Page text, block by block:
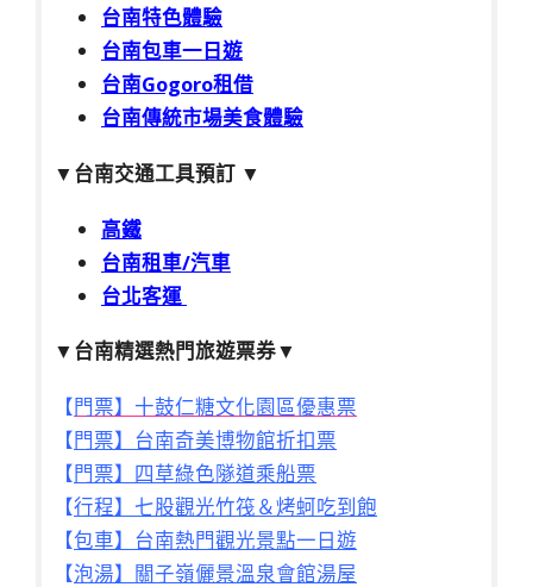
台南特色體驗
台南包車一日遊
台南Gogoro租借
台南傳統市場美食體驗
▼台南交通工具預訂 ▼
高鐵
台南租車/汽車
台北客運
▼台南精選熱門旅遊票券▼
【門票】十鼓仁糖文化園區優惠票
【門票】台南奇美博物館折扣票
【門票】四草綠色隧道乘船票
【行程】七股觀光竹筏＆烤蚵吃到飽
【包車】台南熱門觀光景點一日遊
【泡湯】關子嶺儷景溫泉會館湯屋